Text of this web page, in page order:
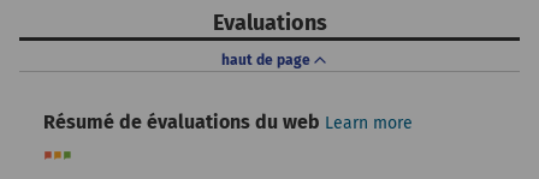
Evaluations
haut de page
Résumé de évaluations du web Learn more